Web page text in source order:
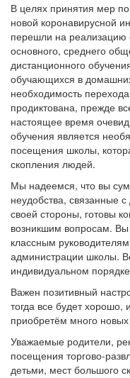
В целях принятия мер
новой коронавирусной
перешли на реализацию
основного, среднего
дистанционного
обучающихся в
необходимость
продиктована, прежде
настоящее время
обучения является
посещения школы,
скопления людей.
Мы надеемся, что вы
неудобства, связанные
своей стороны, готовы
возникшим вопросам.
классным
администрации школы.
индивидуальном
Важен позитивный
тогда все будет
приобретём много
Уважаемые родители,
посещения торгово-
детьми, мест большого